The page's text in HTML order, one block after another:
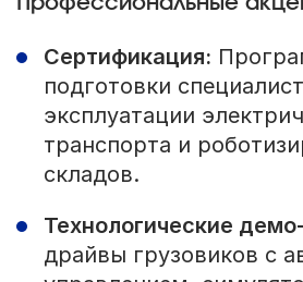
Сертификация:
подготовки
эксплуатации
транспорта и
складов.
Технологические
драйвы грузовиков с